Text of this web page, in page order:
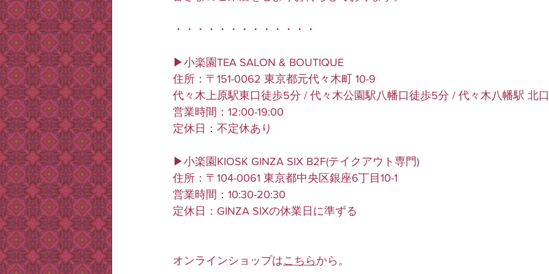
・・・・・・・・・・・・・
▶小楽園TEA SALON & BOUTIQUE
住所：〒151-0062 東京都元代々木町 10-9
代々木上原駅東口徒歩5分 / 代々木公園駅八幡口徒歩5分 / 代々木八幡駅 北
営業時間：12:00-19:00
定休日：不定休あり
▶小楽園KIOSK GINZA SIX B2F(テイクアウト専門)
住所：〒104-0061 東京都中央区銀座6丁目10-1
営業時間：10:30-20:30
定休日：GINZA SIXの休業日に準ずる
オンラインショップはこちら から。